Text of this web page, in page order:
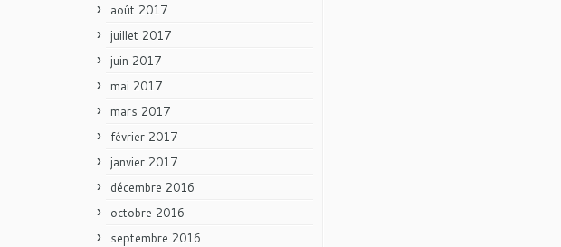
août 2017
juillet 2017
juin 2017
mai 2017
mars 2017
février 2017
janvier 2017
décembre 2016
octobre 2016
septembre 2016